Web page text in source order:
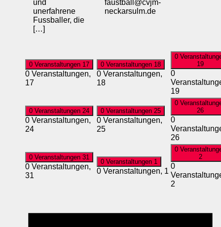
und
unerfahrene
Fussballer, die
[…]
faustball@cvjm-
neckarsulm.de
0 Veranstaltungen 17
0 Veranstaltungen,
17
0 Veranstaltungen 18
0 Veranstaltungen,
18
0
19
0
19
0 Veranstaltungen 24
0 Veranstaltungen,
24
0 Veranstaltungen 25
0 Veranstaltungen,
25
0
26
0
26
0 Veranstaltungen 31
0 Veranstaltungen,
31
0 Veranstaltungen 1
0 Veranstaltungen, 1
0
2
0
2